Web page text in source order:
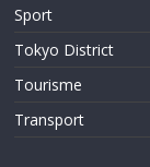
Sport
Tokyo District
Tourisme
Transport